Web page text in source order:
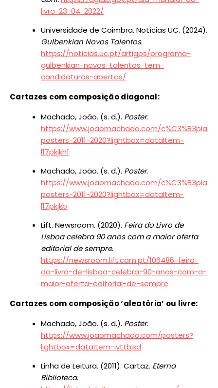
livro-23-04-2022/
Universidade de Coimbra. Notícias UC. (2024).
Gulbenkian Novos Talentos.
https://noticias.uc.pt/artigos/programa-
gulbenkian-novos-talentos-tem-
candidaturas-abertas/
Cartazes com composição diagonal:
Machado, João. (s. d.). Poster.
https://www.joaomachado.com/c%C3%B3pia-
posters-2011-2020?lightbox=dataItem-
l17pkjkh1
Machado, João. (s. d.). Poster.
https://www.joaomachado.com/c%C3%B3pia-
posters-2011-2020?lightbox=dataItem-
l17pkjkb
Lift. Newsroom. (2020). Feira do Livro de
Lisboa celebra 90 anos com a maior oferta
editorial de sempre.
https://newsroom.lift.com.pt/106486-feira-
do-livro-de-lisboa-celebra-90-anos-com-a-
maior-oferta-editorial-de-sempre
Cartazes com composição ‘aleatória’ ou livre:
Machado, João. (s. d.). Poster.
https://www.joaomachado.com/posters?
lightbox=dataItem-ivttbjxd
Linha de Leitura. (2011). Cartaz. Eterna
Biblioteca.